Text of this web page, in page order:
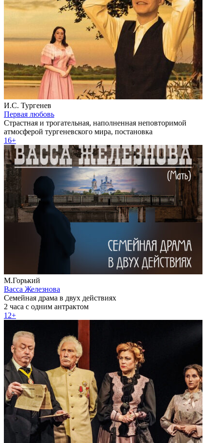
И.С. Тургенев
Первая любовь
Страстная и трогательная, наполненная неповторимой
атмосферой тургеневского мира, постановка
16+
М.Горький
Васса Железнова
Семейная драма в двух действиях
2 часа с одним антрактом
12+